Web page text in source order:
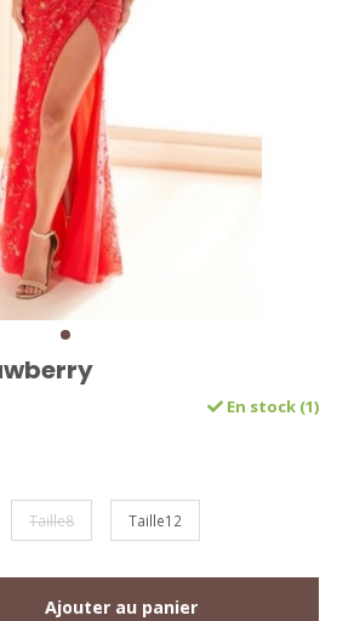
En stock (1)
Taille8 Taille12
Ajouter au panier